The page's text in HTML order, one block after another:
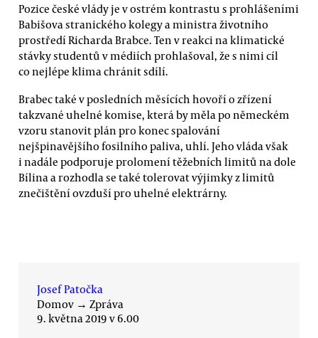
Pozice české vlády je v ostrém kontrastu s prohlášeními
Babišova stranického kolegy a ministra životního
prostředí Richarda Brabce. Ten v reakci na klimatické
stávky studentů v médiích prohlašoval, že s nimi cíl
co nejlépe klima chránit sdílí.
Brabec také v posledních měsících hovoří o zřízení
takzvané uhelné komise, která by měla po německém
vzoru stanovit plán pro konec spalování
nejšpinavějšího fosilního paliva, uhlí. Jeho vláda však
i nadále podporuje prolomení těžebních limitů na dole
Bílina a rozhodla se také tolerovat výjimky z limitů
znečištění ovzduší pro uhelné elektrárny.
Josef Patočka
Domov → Zpráva
9. května 2019 v 6.00